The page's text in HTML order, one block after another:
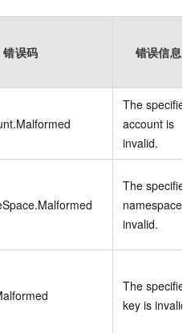
错误码 错误信息
The specified
account is
invalid.
The specified
namespace is
invalid.
The specified
key is invalid.